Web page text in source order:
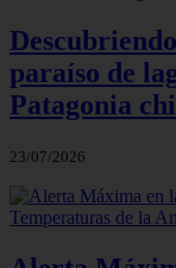
paraíso de
Patagonia
23/07/2026